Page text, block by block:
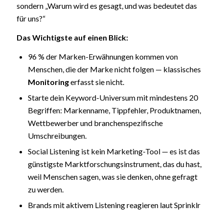
sondern „Warum wird es gesagt, und was bedeutet das
für uns?“
Das Wichtigste auf einen Blick:
96 % der Marken-Erwähnungen kommen von
Menschen, die der Marke nicht folgen — klassisches
Monitoringerfasst sie nicht.
Starte dein Keyword-Universum mit mindestens 20
Begriffen: Markenname, Tippfehler, Produktnamen,
Wettbewerber und branchenspezifische
Umschreibungen.
Social Listening ist kein Marketing-Tool — es ist das
günstigste Marktforschungsinstrument, das du hast,
weil Menschen sagen, was sie denken, ohne gefragt
zu werden.
Brands mit aktivem Listening reagieren laut Sprinklr